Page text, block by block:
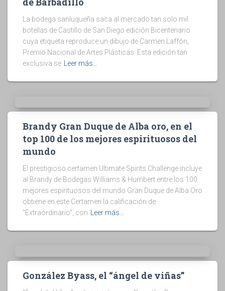
La bodega sanluqueña saca al mercado tan solo mil
botellas de Castillo de San Diego edición Bicentenario
cuya etiqueta reproduce un dibujo de Carmen Laffón,
Premio Nacional de Artes Plásticas. Esta edición tan
exclusiva se
Leer más…
Brandy Gran Duque de Alba oro, en el
top 100 de los mejores espirituosos del
mundo
El prestigioso certamen Ultimate Spirits Challenge incluye
al Brandy de Bodegas Williams & Humbert entre los 100
mejores espirituosos del mundo Gran Duque de Alba Oro
obtiene en este Certamen la calificación de
“Extraordinario”, con
Leer más…
González Byass, el “ángel de viñas”